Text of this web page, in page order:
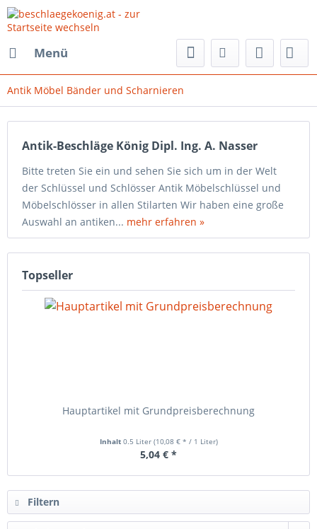
Menü
Antik Möbel Bänder und Scharnieren
Antik-Beschläge König Dipl. Ing. A. Nasser
Bitte treten Sie ein und sehen Sie sich um in der Welt
der Schlüssel und Schlösser Antik Möbelschlüssel und
Möbelschlösser in allen Stilarten Wir haben eine große
Auswahl an antiken... mehr erfahren »
Topseller
Hauptartikel mit Grundpreisberechnung
Inhalt 0.5 Liter (10,08 € * / 1 Liter)
5,04 € *
Filtern